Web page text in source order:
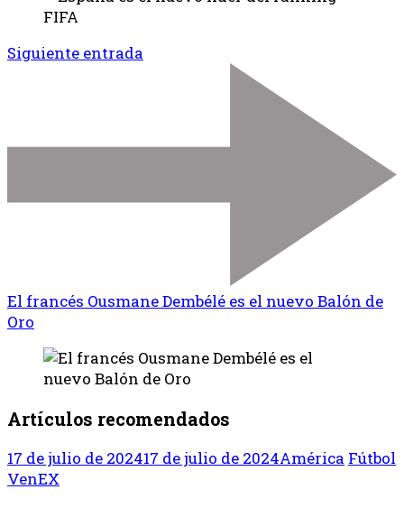
Siguiente entrada
El francés Ousmane Dembélé es el nuevo Balón de
Oro
Artículos recomendados
17 de julio de 202417 de julio de 2024América Fútbol
VenEX